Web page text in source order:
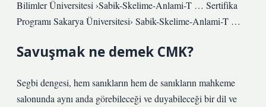
Bilimler Üniversitesi ›Sabik-Skelime-Anlami-T … Sertifika
Programı Sakarya Üniversitesi› Sabik-Skelime-Anlami-T …
Savuşmak ne demek CMK?
Segbi dengesi, hem sanıkların hem de sanıkların mahkeme
salonunda aynı anda görebileceği ve duyabileceği bir dil ve